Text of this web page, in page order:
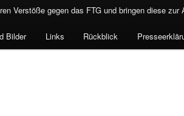
Verstöße gegen das FTG und bringen diese zur
Bilder Links Rückblick